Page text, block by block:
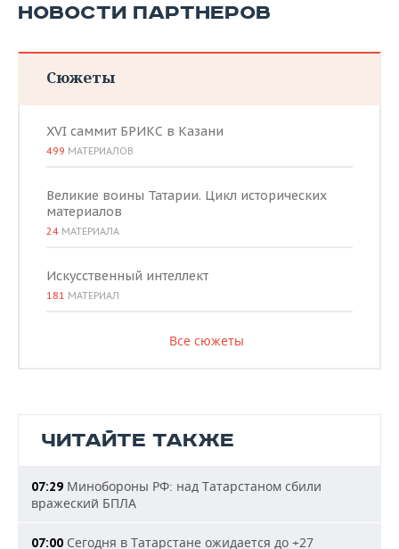
НОВОСТИ ПАРТНЕРОВ
Сюжеты
XVI саммит БРИКС в Казани
499 МАТЕРИАЛОВ
Великие воины Татарии. Цикл исторических
материалов
24 МАТЕРИАЛА
Искусственный интеллект
181 МАТЕРИАЛ
Все сюжеты
ЧИТАЙТЕ ТАКЖЕ
07:29 Минобороны РФ: над Татарстаном сбили
вражеский БПЛА
07:00 Сегодня в Татарстане ожидается до +27